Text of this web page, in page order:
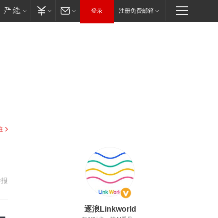
登录 注册免费邮箱
逐浪Linkworld